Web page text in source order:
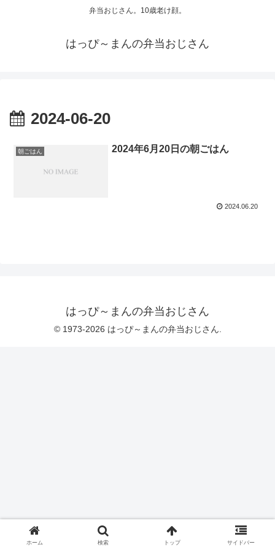
弁当おじさん。10歳老け顔。
はっぴ～まんの弁当おじさん
2024-06-20
朝ごはん 2024年6月20日の朝ごはん
2024.06.20
はっぴ～まんの弁当おじさん
© 1973-2026 はっぴ～まんの弁当おじさん.
ホーム 検索 トップ サイドバー